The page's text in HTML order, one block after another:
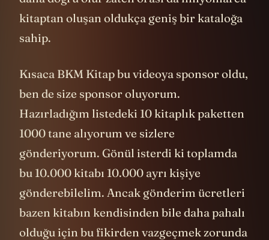
kitaptan oluşan oldukça geniş bir kataloğa
sahip.
Kısaca BKM Kitap bu videoya sponsor oldu,
ben de size sponsor oluyorum.
Hazırladığım listedeki 10 kitaplık paketten
1000 tane alıyorum ve sizlere
gönderiyorum. Gönül isterdi ki toplamda
bu 10.000 kitabı 10.000 ayrı kişiye
gönderebilelim. Ancak gönderim ücretleri
bazen kitabın kendisinden bile daha pahalı
olduğu için bu fikirden vazgeçmek zorunda